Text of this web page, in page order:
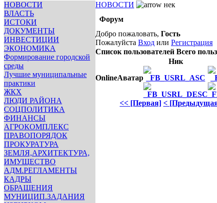
НОВОСТИ
ВЛАСТЬ
ИСТОКИ
ДОКУМЕНТЫ
ИНВЕСТИЦИИ
ЭКОНОМИКА
Формирование городской
среды
Лучшие муниципальные
практики
ЖКХ
ЛЮДИ РАЙОНА
СОЦПОЛИТИКА
ФИНАНСЫ
АГРОКОМПЛЕКС
ПРАВОПОРЯДОК
ПРОКУРАТУРА
ЗЕМЛЯ,АРХИТЕКТУРА,
ИМУЩЕСТВО
АДМ.РЕГЛАМЕНТЫ
КАДРЫ
ОБРАЩЕНИЯ
МУНИЦИП.ЗАДАНИЯ
НОВОСТИ
нек
Форум
Добро пожаловать, Гость
Пожалуйста Вход или Регистрация
Список пользователей Всего
OnlineАватар
Ник
<< [Первая] <